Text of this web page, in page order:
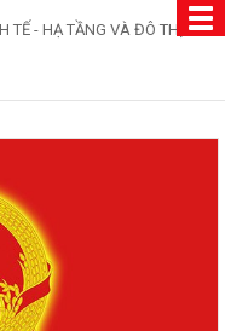
TẾ - HẠ TẦNG VÀ ĐÔ THỊ